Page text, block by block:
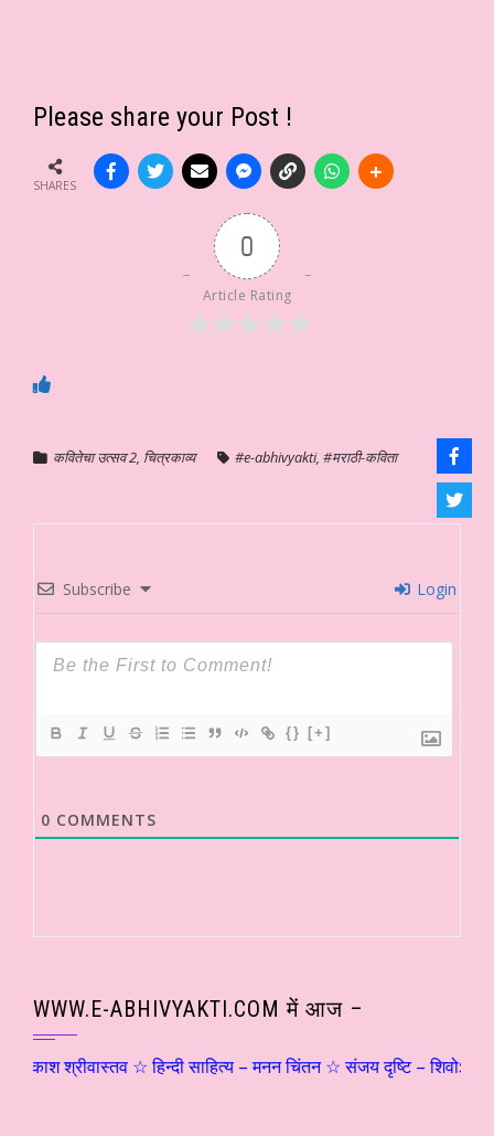
Please share your Post !
SHARES
0
Article Rating
कवितेचा उत्सव 2, चित्रकाव्य #e-abhivyakti, #मराठी-कविता
Subscribe Login
{} [+]
0 COMMENTS
WWW.E-ABHIVYAKTI.COM में आज –
☆ हिन्दी साहित्य – मनन चिंतन ☆ संजय दृष्टि –